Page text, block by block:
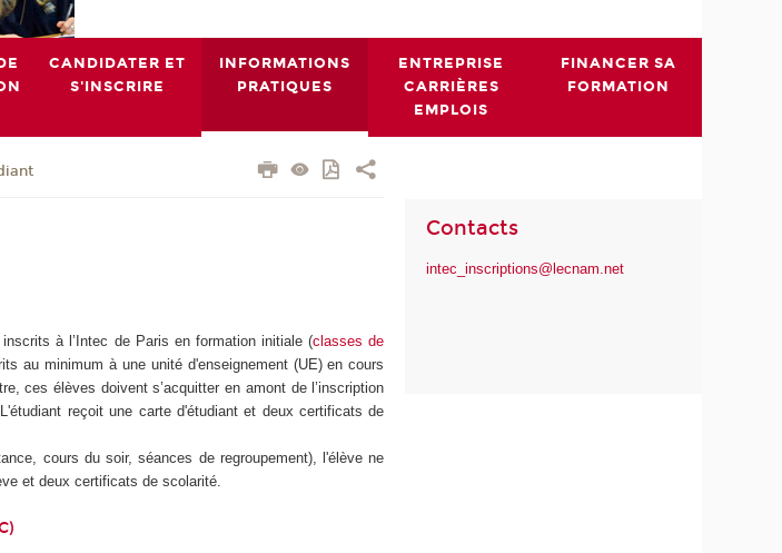
CANDIDATER ET
S'INSCRIRE
INFORMATIONS
PRATIQUES
ENTREPRISE
CARRIÈRES
EMPLOIS
FINANCER SA
FORMATION
à l’Intec de Paris en formation initiale (classes de
au minimum à une unité d'enseignement (UE) en cours
ces élèves doivent s’acquitter en amont de l’inscription
reçoit une carte d'étudiant et deux certificats de
cours du soir, séances de regroupement), l'élève ne
et deux certificats de scolarité.
Contacts
intec_inscriptions@lecnam.net